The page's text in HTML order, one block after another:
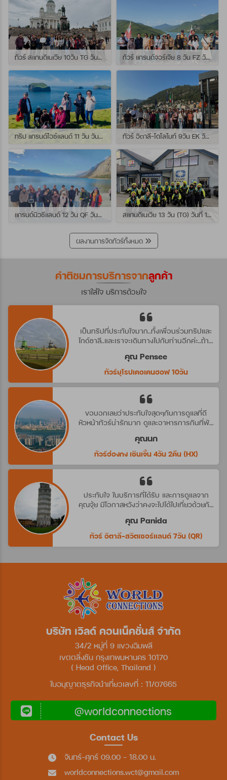
ทัวร์ สแกนดิเนเวีย 10วัน TG วันที่ 24 กรกฏาคม - 02 สิงหาคม 2569 เดินทางกับไกด์พี่ยอร์ช ทัวร์ แกรนด์จอร์เจีย 8 วัน FZ วันที่ 26 กรกฎาคม - 02 สิงหาคม 2569 เดินทางกับไกด์พี่โจ๊ก
ทริป แกรนด์ไอซ์แลนด์ 11 วัน วันที่ 25 กรกฏาคม - 04 สิงหาคม 2569 เดินทางกับไกด์พี่เปิ้ล ทัวร์ อิตาลี-โดโลไมท์ 9วัน EK วันที่ 21 - 29 กรกฏาคม 2569 เดินทางกับไกด์พี่หนุ่ม
แกรนด์นิวซีแลนด์ 12 วัน QF วันที่ 22 กรกฎาคม - 3 สิงหาคม 2569 เดินทางกับไกด์พี่โจ้ สแกนดิเนเวีย 13 วัน (TG) วันที่ 10-22 กรกฏาคม 2569 เดินทางกับไกด์พี่เต้ย
ผลงานการจัดทัวร์ทั้งหมด
คำติชมการบริการจากลูกค้า
เราใส่ใจ บริการด้วยใจ
เป็นทริปที่ประทับใจมาก..ทั้งเพื่อนร่วมทริปและ
ไกด์ชาลี..และเราจะเดินทางไปกับท่านอีกค่ะ..ถ้ามี
คุณ Pensee
ทัวร์ยุโรปเคอเคนฮอฟ 10วัน
ขอบอกเลยว่าประทับใจสุดๆกับการดูแลที่ดี
หัวหน้าทัวร์น่ารักมาก ดูและอาหารการกินที่พัก
บริษัทนี้อีกค่ะ
คุณนก
ทัวร์ฮ่องกง เซินเจิ้น 4วัน 2คืน (HX)
ประทับใจ ในบริการที่ได้รับ และการดูแลจาก
คุณจุ้ย มีโอกาสหวังว่าคงจะไปได้ไปเที่ยวด้วยกัน
คุณ Panida
ทัวร์ อิตาลี-สวิตเซอร์แลนด์ 7วัน (QR)
บริษัท เวิลด์ คอนเน็คชั่นส์ จำกัด
34/2 หมู่ที่ 9 แขวงฉิมพลี
เขตตลิ่งชัน กรุงเทพมหานคร 10170
( Head Office, Thailand )
ใบอนุญาตธุรกิจนำเที่ยวเลขที่ : 11/07665
@worldconnections
Contact Us
จันทร์-ศุกร์ 09.00 - 18.00 น.
worldconnections.wct@gmail.com